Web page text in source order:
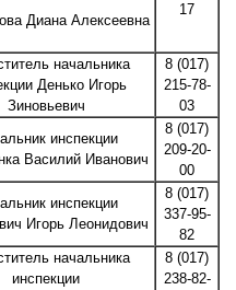
Диана Алексеевна
17
начальника
Денько Игорь
Зиновьевич
8 (017)
215-78-
03
инспекции
Василий Иванович
8 (017)
209-20-
00
инспекции
Игорь Леонидович
8 (017)
337-95-
82
начальника
инспекции
8 (017)
238-82-